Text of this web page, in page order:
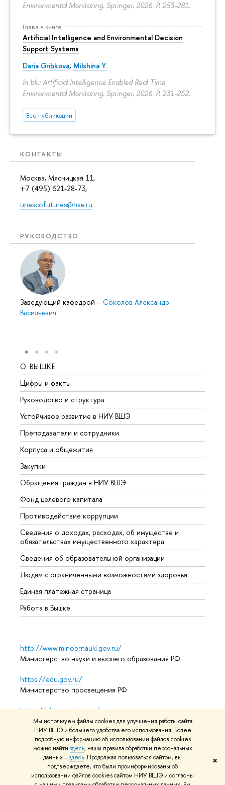
Мы используем файлы cookies для улучшения работы сайта
НИУ ВШЭ и большего удобства его использования. Более
подробную информацию об использовании файлов cookies
можно найти здесь, наши правила обработки персональных
данных –здесь. Продолжая пользоваться сайтом, вы
подтверждаете, что были проинформированы об
использовании файлов cookies сайтом НИУ ВШЭ и согласны
✖
Environmental Monitoring. Springer, 2026. P. 253-281.
Глава в книге
Artificial Intelligence and Environmental Decision
Support Systems
Daria Gribkova, Milshina Y.
In bk.: Artificial Intelligence Enabled Real Time
Environmental Monitoring. Springer, 2026. P. 231-252.
Все публикации
КОНТАКТЫ
Москва, Мясницкая 11,
+7 (495) 621-28-73,
unescofutures@hse.ru
РУКОВОДСТВО
Заведующий кафедрой – Соколов Александр
Васильевич
О ВЫШКЕ
Цифры и факты
Руководство и структура
Устойчивое развитие в НИУ ВШЭ
Преподаватели и сотрудники
Корпуса и общежития
Закупки
Обращения граждан в НИУ ВШЭ
Фонд целевого капитала
Противодействие коррупции
Сведения о доходах, расходах, об имуществе и
обязательствах имущественного характера
Сведения об образовательной организации
Людям с ограниченными возможностями здоровья
Единая платежная страница
Работа в Вышке
http://www.minobrnauki.gov.ru/
Министерство науки и высшего образования РФ
https://edu.gov.ru/
Министерство просвещения РФ
https://elearning.hse.ru/mooc
Массовые открытые онлайн-курсы
© НИУ ВШЭ 1993–2026 Адреса и контактыУсловия
использования материаловПолитика конфиденциальности
Карта сайта